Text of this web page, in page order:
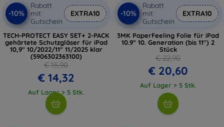
-10%
Rabatt
mit
Gutschein
EXTRA10
TECH-PROTECT EASY SET+ 2-PACK
gehärtete Schutzgläser für iPad
10,9" 10/2022/11" 11/2025 klar
(5906302363100)
€ 15,90
€ 14,32
Auf Lager > 5 Stk.
-10%
Rabatt
mit
Gutschein
EXTRA10
3MK PaperFeeling Folie für iPad
10.9" 10. Generation (bis 11") 2
Stück
€ 22,90
€ 20,60
Auf Lager > 5 Stk.